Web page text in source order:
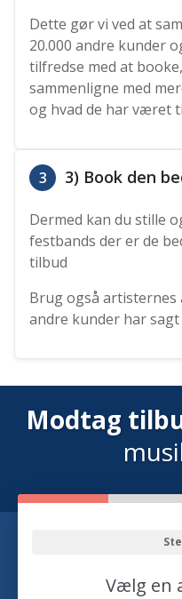
Dette gør vi ved at
20.000 andre kunder
tilfredse med at
sammenligne med
og hvad de har været
3 3) Book den
Dermed kan du stille
festbands der er de
tilbud
Brug også artisternes
andre kunder har
Modtag
Vælg en